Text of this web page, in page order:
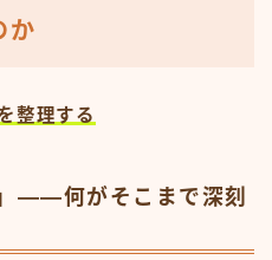
か
整理する
——何がそこまで深刻